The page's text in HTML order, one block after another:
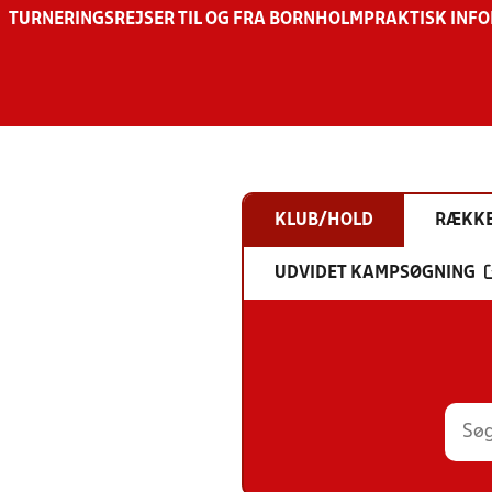
TURNERINGSREJSER TIL OG FRA BORNHOLM PRAKTISK
KLUB/HOLD
UDVIDET KAMPSØGNING